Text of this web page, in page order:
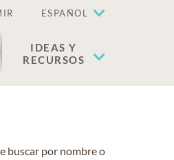
ESPAÑOL
IDEAS Y
RECURSOS
buscar por nombre o